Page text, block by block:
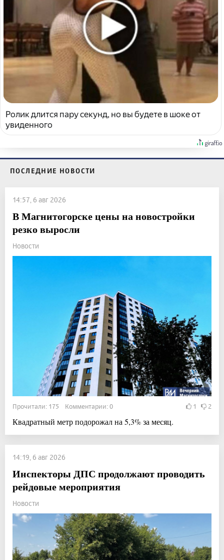
Ролик длится пару секунд, но вы будете в шоке от
увиденного
ПОСЛЕДНИЕ НОВОСТИ
14:57, 6 авг 2026
В Магнитогорске цены на новостройки
резко выросли
Новости
Прочитали: 175 Комментарии: 0 1 2
Квадратный метр подорожал на 5,3% за месяц.
14:19, 6 авг 2026
Инспекторы ДПС продолжают проводить
рейдовые мероприятия
Новости